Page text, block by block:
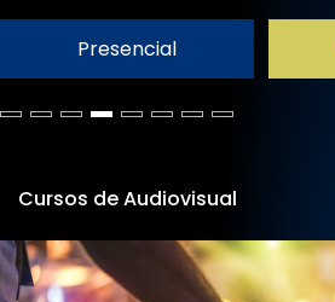
Presencial
Cursos de Audiovisual